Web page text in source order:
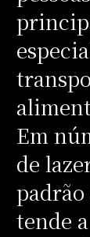
Em
de
padrão
tende